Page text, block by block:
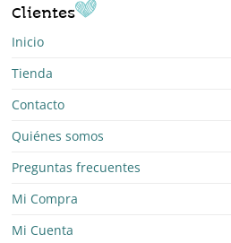
Clientes
Inicio
Tienda
Contacto
Quiénes somos
Preguntas frecuentes
Mi Compra
Mi Cuenta